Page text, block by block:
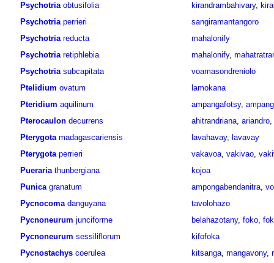
Psychotria obtusifolia kirandrambahivary,
Psychotria perrieri
sangiramantangoro
Psychotria reducta
mahalonify
Psychotria retiphlebia mahalonify,
Psychotria subcapitata
voamasondreniolo
Ptelidium ovatum
lamokana
Pteridium aquilinum ampangafotsy,
Pterocaulon decurrens ahitrandriana, ariandro,
Pterygota madagascariensis lavahavay, lavavay
Pterygota perrieri vakavoa, vakivao,
Pueraria thunbergiana
kojoa
Punica granatum ampongabendanitra,
Pycnocoma danguyana
tavolohazo
Pycnoneurum junciforme belahazotany, foko,
Pycnoneurum sessiliflorum
kifofoka
Pycnostachys coerulea kitsanga, mangavony,